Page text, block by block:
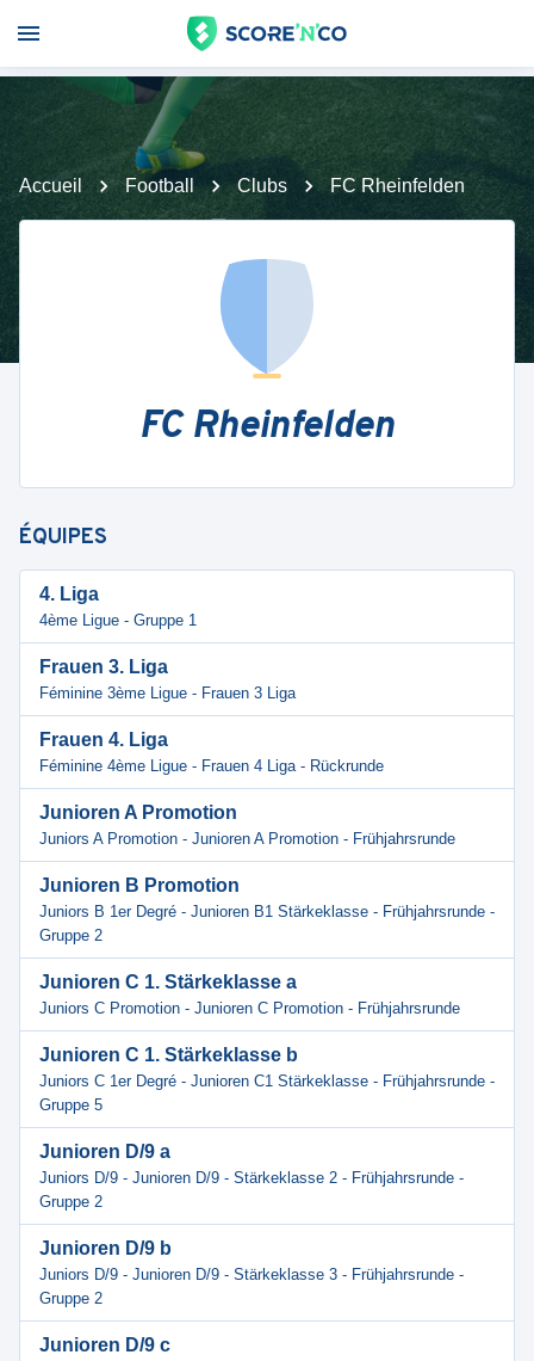
Accueil Football Clubs FC Rheinfelden
FC Rheinfelden
ÉQUIPES
4. Liga
4ème Ligue - Gruppe 1
Frauen 3. Liga
Féminine 3ème Ligue - Frauen 3 Liga
Frauen 4. Liga
Féminine 4ème Ligue - Frauen 4 Liga - Rückrunde
Junioren A Promotion
Juniors A Promotion - Junioren A Promotion - Frühjahrsrunde
Junioren B Promotion
Juniors B 1er Degré - Junioren B1 Stärkeklasse - Frühjahrsrunde -
Gruppe 2
Junioren C 1. Stärkeklasse a
Juniors C Promotion - Junioren C Promotion - Frühjahrsrunde
Junioren C 1. Stärkeklasse b
Juniors C 1er Degré - Junioren C1 Stärkeklasse - Frühjahrsrunde -
Gruppe 5
Junioren D/9 a
Juniors D/9 - Junioren D/9 - Stärkeklasse 2 - Frühjahrsrunde -
Gruppe 2
Junioren D/9 b
Juniors D/9 - Junioren D/9 - Stärkeklasse 3 - Frühjahrsrunde -
Gruppe 2
Junioren D/9 c